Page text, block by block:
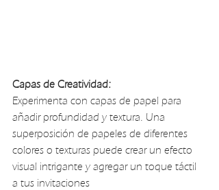
Capas de Creatividad:
Experimenta con capas de papel para
añadir profundidad y textura. Una
superposición de papeles de diferentes
colores o texturas puede crear un efecto
visual intrigante y agregar un toque táctil
a tus invitaciones